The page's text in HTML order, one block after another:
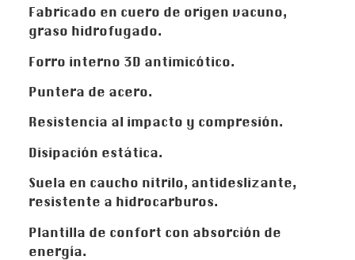
Fabricado en cuero de origen vacuno,
graso hidrofugado.
Forro interno 3D antimicótico.
Puntera de acero.
Resistencia al impacto y compresión.
Disipación estática.
Suela en caucho nitrilo, antideslizante,
resistente a hidrocarburos.
Plantilla de confort con absorción de
energía.